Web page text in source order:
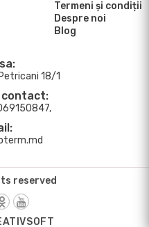
Termeni și condiții
Despre noi
Blog
18/1
contact:
reserved